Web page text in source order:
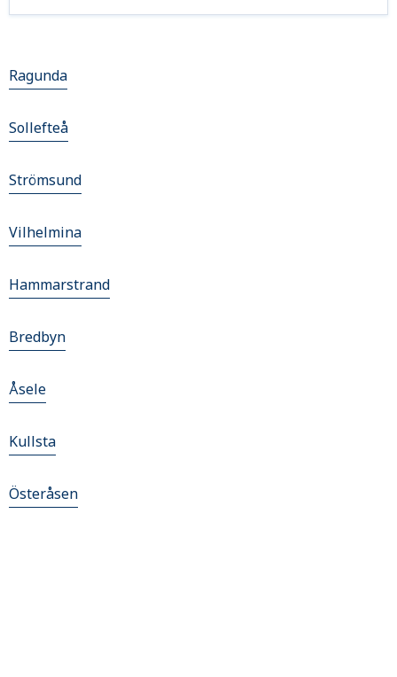
Ragunda
Sollefteå
Strömsund
Vilhelmina
Hammarstrand
Bredbyn
Åsele
Kullsta
Österåsen